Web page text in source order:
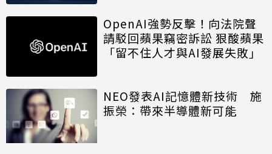
OpenAI強勢反擊！向法院聲
請駁回蘋果竊密訴訟 狠酸蘋果
「留不住人才與AI發展失敗」
NEO發表AI記憶體新技術 施
振榮：帶來半導體新可能